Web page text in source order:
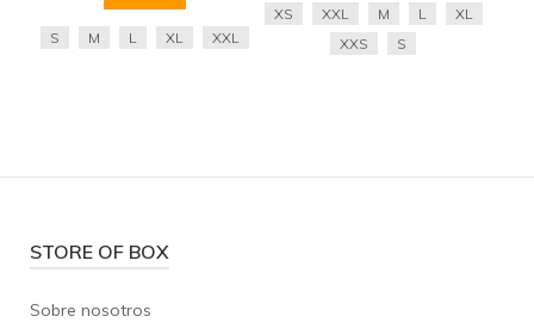
S M L XL XXL
XS XXL M L
XL
XXS
S
STORE OF BOX
Sobre nosotros